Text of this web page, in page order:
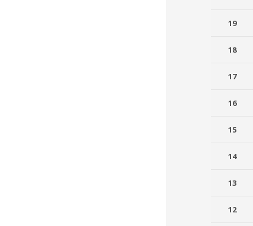
19
18
17
16
15
14
13
12